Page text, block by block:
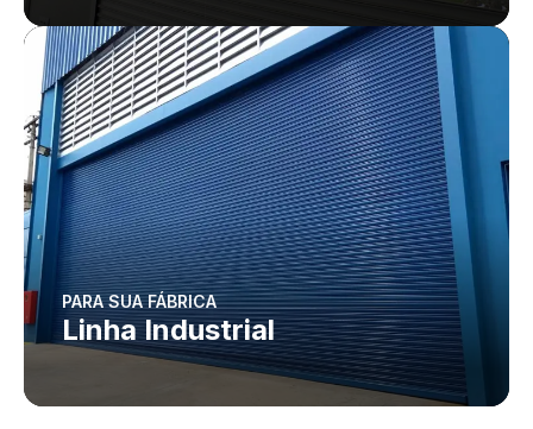
PARA SUA FÁBRICA
Linha Industrial